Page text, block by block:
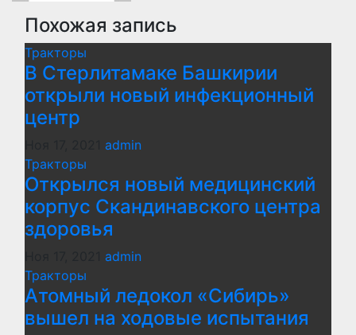
Похожая запись
Тракторы
В Стерлитамаке Башкирии
открыли новый инфекционный
центр
admin
Тракторы
Открылся новый медицинский
корпус Скандинавского центра
здоровья
admin
Тракторы
Атомный ледокол «Сибирь»
вышел на ходовые испытания